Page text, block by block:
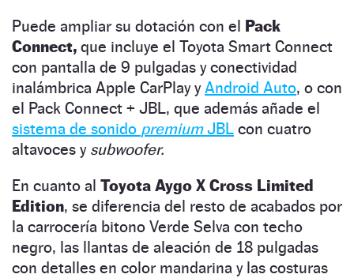
Puede ampliar su dotación con el Pack
Connect, que incluye el Toyota Smart Connect
con pantalla de 9 pulgadas y conectividad
inalámbrica Apple CarPlay yAndroid Auto, o con
el Pack Connect + JBL, que además añade el
sistema de sonido premiumJBL con cuatro
altavoces y subwoofer.
En cuanto al Toyota Aygo X Cross Limited
Edition, se diferencia del resto de acabados por
la carrocería bitono Verde Selva con techo
negro, las llantas de aleación de 18 pulgadas
con detalles en color mandarina y las costuras